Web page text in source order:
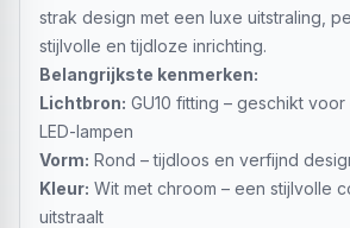
strak design met een luxe uitstraling,
stijlvolle en tijdloze inrichting.
Belangrijkste kenmerken:
Lichtbron: GU10 fitting – geschikt voor
LED-lampen
Vorm: Rond – tijdloos en verfijnd
Kleur: Wit met chroom – een stijlvolle
uitstraalt